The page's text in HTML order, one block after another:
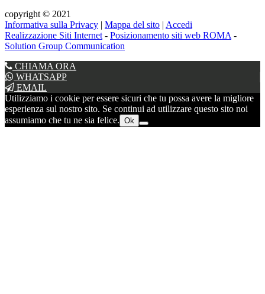
copyright © 2021
Informativa sulla Privacy | Mappa del sito | Accedi
Realizzazione Siti Internet - Posizionamento siti web ROMA -
Solution Group Communication
CHIAMA ORA
WHATSAPP
EMAIL
Utilizziamo i cookie per essere sicuri che tu possa avere la migliore
esperienza sul nostro sito. Se continui ad utilizzare questo sito noi
assumiamo che tu ne sia felice. Ok